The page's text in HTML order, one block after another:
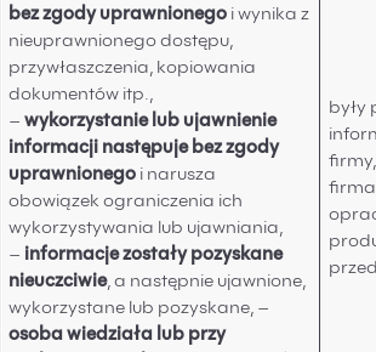
bez zgody uprawnionego i wynika z
nieuprawnionego dostępu,
przywłaszczenia, kopiowania
dokumentów itp.,
–wykorzystanie lub ujawnienie
informacji następuje bez zgody
uprawnionego i narusza
obowiązek ograniczenia ich
wykorzystywania lub ujawniania,
– informacje zostały pozyskane
nieuczciwie, a następnie ujawnione,
wykorzystane lub pozyskane, –
osoba wiedziała lub przy
były
firma